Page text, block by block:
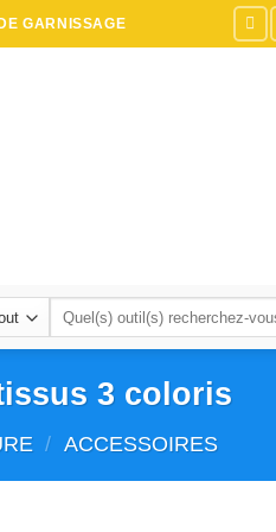
GARNISSAGE
pour :
3 coloris
/ ACCESSOIRES